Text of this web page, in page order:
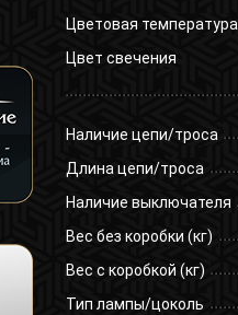
Цветовая температура
Цвет свечения
Наличие цепи/троса
Длина цепи/троса
Наличие выключателя
Вес без коробки (кг)
Вес с коробкой (кг)
Тип лампы/цоколь